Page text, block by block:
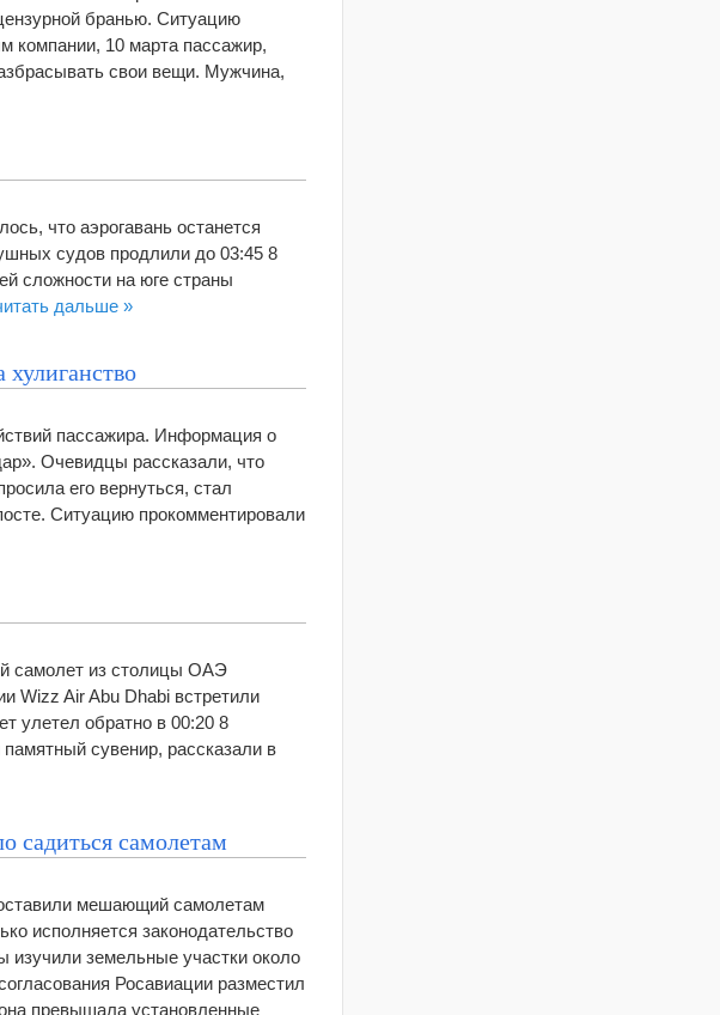
бранью. Ситуацию
компании, 10 марта пассажир,
свои вещи. Мужчина,
что аэрогавань останется
судов продлили до 03:45 8
сложности на юге страны
дальше »
пассажира. Информация о
Очевидцы рассказали, что
его вернуться, стал
Ситуацию прокомментировали
самолет из столицы ОАЭ
Wizz Air Abu Dhabi встретили
улетел обратно в 00:20 8
сувенир, рассказали в
садиться самолетам
мешающий самолетам
исполняется законодательство
изучили земельные участки около
Росавиации разместил
превышала установленные